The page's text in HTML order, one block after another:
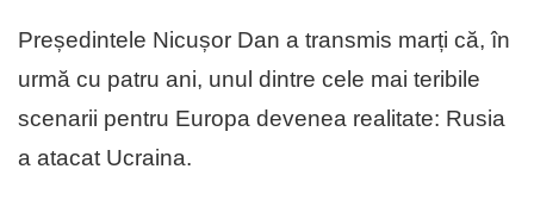
Președintele Nicușor Dan a transmis marți că, în
urmă cu patru ani, unul dintre cele mai teribile
scenarii pentru Europa devenea realitate: Rusia
a atacat Ucraina.